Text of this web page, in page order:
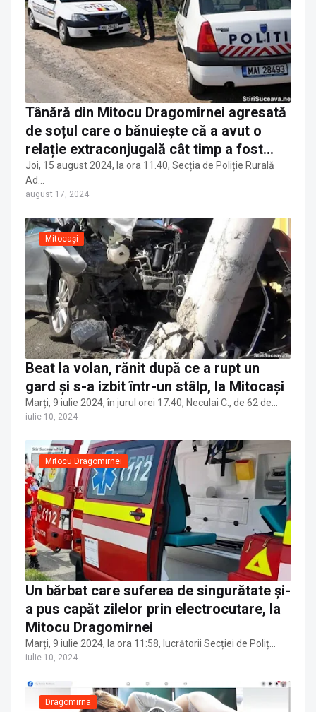
Tânără din Mitocu Dragomirnei agresată
de soțul care o bănuiește că a avut o
relație extraconjugală cât timp a fost
plecată la muncă în străinătate. Dosar
penal întocmit de polițiști
Joi, 15 august 2024, la ora 11.40, Secția de Poliție Rurală
Ad…
august 17, 2024
Mitocași
Beat la volan, rănit după ce a rupt un
gard și s-a izbit într-un stâlp, la Mitocași
Marți, 9 iulie 2024, în jurul orei 17:40, Neculai C., de 62 de…
iulie 10, 2024
Mitocu Dragomirnei
Un bărbat care suferea de singurătate și-
a pus capăt zilelor prin electrocutare, la
Mitocu Dragomirnei
Marți, 9 iulie 2024, la ora 11:58, lucrătorii Secției de Poliț…
iulie 10, 2024
Dragomirna